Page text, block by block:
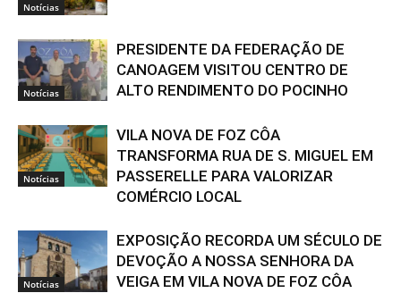
Notícias
Notícias
PRESIDENTE DA FEDERAÇÃO DE
CANOAGEM VISITOU CENTRO DE
ALTO RENDIMENTO DO POCINHO
Notícias
VILA NOVA DE FOZ CÔA
TRANSFORMA RUA DE S. MIGUEL EM
PASSERELLE PARA VALORIZAR
COMÉRCIO LOCAL
Notícias
EXPOSIÇÃO RECORDA UM SÉCULO DE
DEVOÇÃO A NOSSA SENHORA DA
VEIGA EM VILA NOVA DE FOZ CÔA